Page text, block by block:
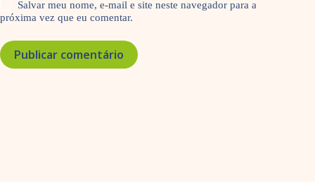
Salvar meu nome, e-mail e site neste navegador para a
próxima vez que eu comentar.
Publicar comentário